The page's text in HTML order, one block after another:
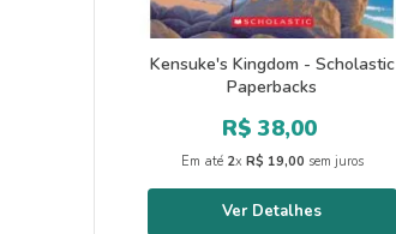
Kensuke's Kingdom - Scholastic
Paperbacks
R$ 38,00
Em até 2x R$ 19,00 sem juros